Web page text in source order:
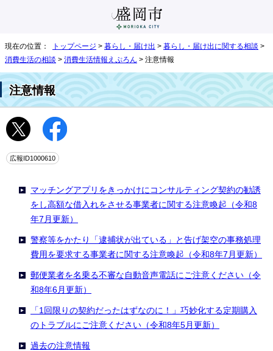
現在の位置： トップページ > 暮らし・届け出 > 暮らし・届け出に関する相談 >
消費生活の相談 > 消費生活情報えぷろん > 注意情報
注意情報
広報ID1000610
マッチングアプリをきっかけにコンサルティング契約の勧誘
をし高額な借入れをさせる事業者に関する注意喚起（令和8
年7月更新）
警察等をかたり「逮捕状が出ている」と告げ架空の事務処理
費用を要求する事業者に関する注意喚起（令和8年7月更新）
郵便業者を名乗る不審な自動音声電話にご注意ください（令
和8年6月更新）
「1回限りの契約だったはずなのに！」巧妙化する定期購入
のトラブルにご注意ください（令和8年5月更新）
過去の注意情報